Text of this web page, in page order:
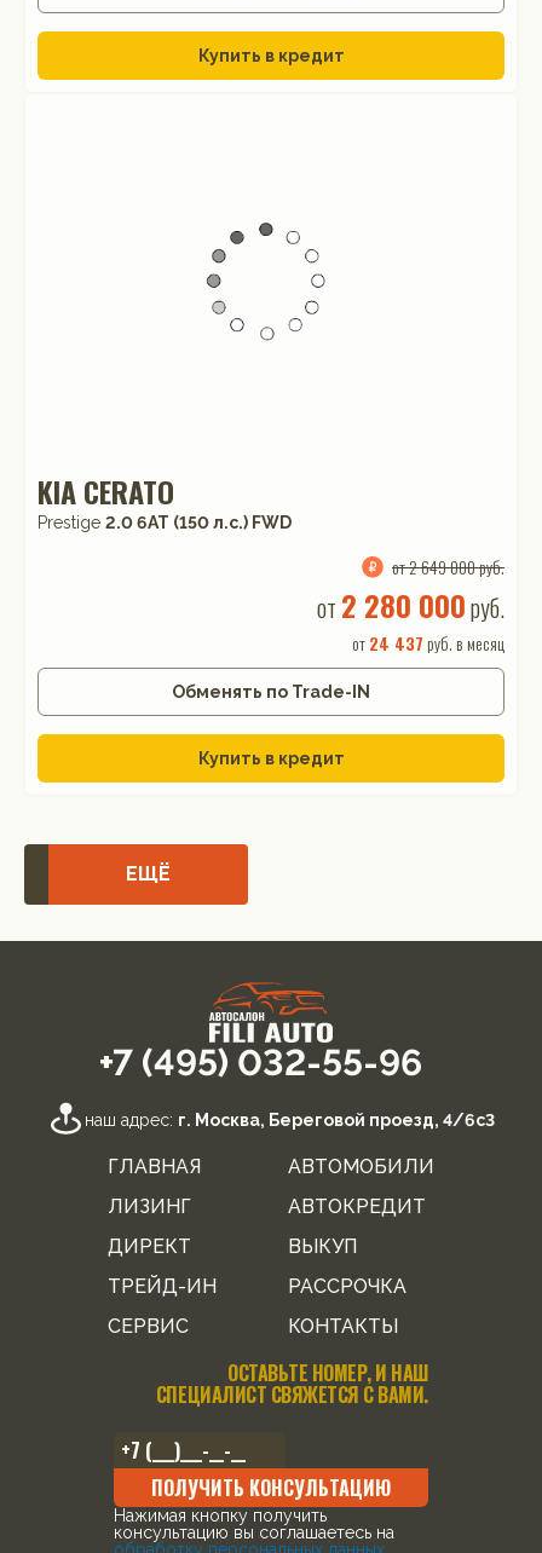
Купить в кредит
KIA CERATO
Prestige 2.0 6AT (150 л.с.) FWD
от 2 649 000 руб.
от 2 280 000руб.
от24 437 руб. в месяц
Обменять по Trade-IN
Купить в кредит
ЕЩЁ
+7 (495) 032-55-96
наш адрес: г. Москва, Береговой проезд, 4/6с3
ГЛАВНАЯ
АВТОМОБИЛИ
ЛИЗИНГ
АВТОКРЕДИТ
ДИРЕКТ
ВЫКУП
ТРЕЙД-ИН
РАССРОЧКА
СЕРВИС
КОНТАКТЫ
ОСТАВЬТЕ НОМЕР, И НАШ
СПЕЦИАЛИСТ СВЯЖЕТСЯ С ВАМИ.
ПОЛУЧИТЬ КОНСУЛЬТАЦИЮ
Нажимая кнопку получить
консультацию вы соглашаетесь на